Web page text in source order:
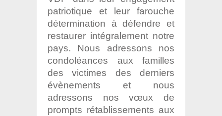
patriotique et leur farouche
détermination à défendre et
restaurer intégralement notre
pays. Nous adressons nos
condoléances aux familles
des victimes des derniers
évènements et nous
adressons nos vœux de
prompts rétablissements aux